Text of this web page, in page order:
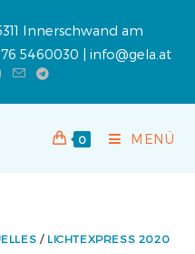
Innerschwand am
5460030 | info@gela.at
0 MENÜ
/ LICHTEXPRESS 2020